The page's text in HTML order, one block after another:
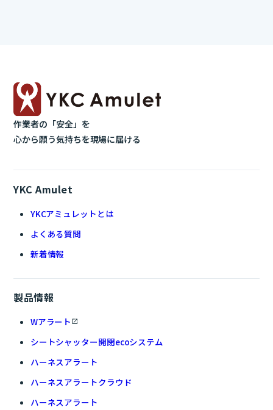
作業者の「安全」を
心から願う気持ちを現場に届ける
YKC Amulet
YKCアミュレットとは
よくある質問
新着情報
製品情報
Wアラート
シートシャッター開閉ecoシステム
ハーネスアラート
ハーネスアラートクラウド
ハーネスアラート